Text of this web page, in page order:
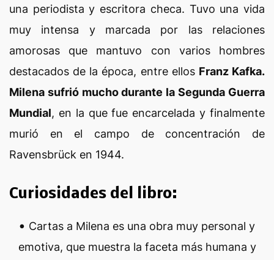
una periodista y escritora checa. Tuvo una vida
muy intensa y marcada por las relaciones
amorosas que mantuvo con varios hombres
destacados de la época, entre ellos Franz Kafka.
Milena sufrió mucho durante la Segunda Guerra
Mundial, en la que fue encarcelada y finalmente
murió en el campo de concentración de
Ravensbrück en 1944.
Curiosidades del libro:
Cartas a Milena es una obra muy personal y
emotiva, que muestra la faceta más humana y